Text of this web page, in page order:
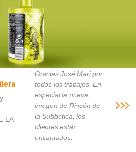
LA
Gracias José Mari por
todos los trabajos. En
especial la nueva
imagen de Rincón de
la Subbética, los
clientes están
encantados.